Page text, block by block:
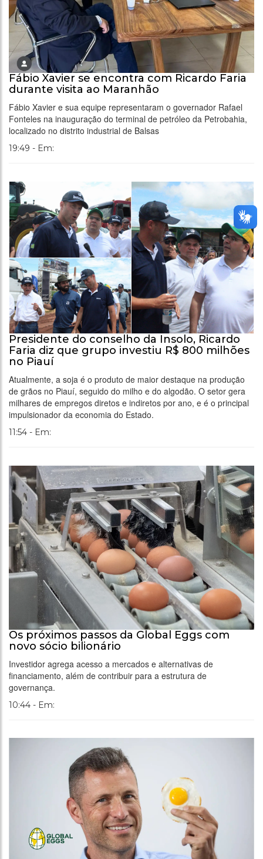
Fábio Xavier se encontra com Ricardo Faria
durante visita ao Maranhão
Fábio Xavier e sua equipe representaram o governador Rafael
Fonteles na inauguração do terminal de petróleo da Petrobahia,
localizado no distrito industrial de Balsas
19:49 - Em:
Presidente do conselho da Insolo, Ricardo
Faria diz que grupo investiu R$ 800 milhões
no Piauí
Atualmente, a soja é o produto de maior destaque na produção
de grãos no Piauí, seguido do milho e do algodão. O setor gera
milhares de empregos diretos e indiretos por ano, e é o principal
impulsionador da economia do Estado.
11:54 - Em:
Os próximos passos da Global Eggs com
novo sócio bilionário
Investidor agrega acesso a mercados e alternativas de
financiamento, além de contribuir para a estrutura de
governança.
10:44 - Em: